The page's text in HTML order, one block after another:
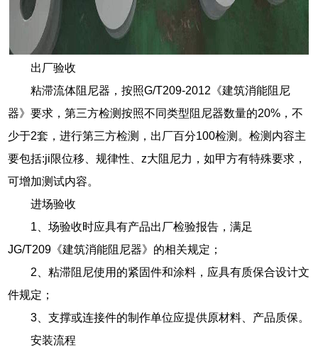
出厂验收
粘滞流体阻尼器，按照G/T209-2012《建筑消能阻尼
器》要求，第三方检测按照不同类型阻尼器数量的20%，不
少于2套，进行第三方检测，出厂百分100检测。检测内容主
要包括:ji限位移、规律性、z大阻尼力，如甲方有特殊要求，
可增加测试内容。
进场验收
1、场验收时应具有产品出厂检验报告，满足
JG/T209《建筑消能阻尼器》的相关规定；
2、粘滞阻尼使用的紧固件和涂料，应具有质保合设计文
件规定；
3、支撑或连接件的制作单位应提供原材料、产品质保。
安装流程